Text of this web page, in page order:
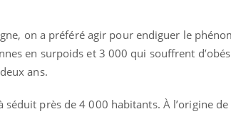
on a préféré agir pour endiguer le
en surpoids et 3 000 qui souffrent
ans.
près de 4 000 habitants. À l’origine de